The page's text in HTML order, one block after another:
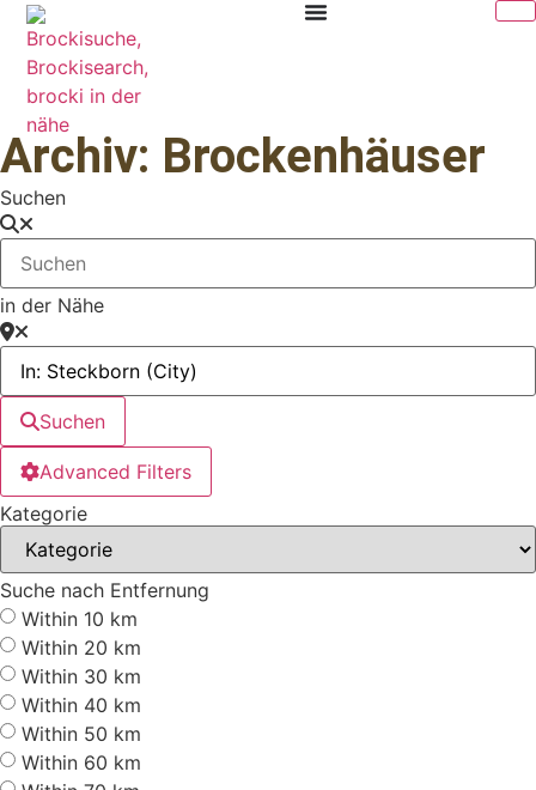
Archiv: Brockenhäuser
Suchen
in der Nähe
Suchen
Advanced Filters
Kategorie
Suche nach Entfernung
Within 10 km
Within 20 km
Within 30 km
Within 40 km
Within 50 km
Within 60 km